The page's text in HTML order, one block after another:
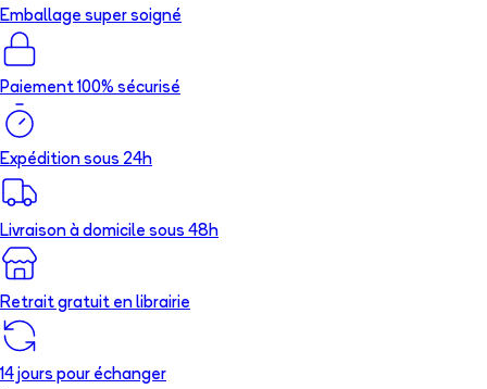
Emballage super soigné
Paiement 100% sécurisé
Expédition sous 24h
Livraison à domicile sous 48h
Retrait gratuit en librairie
14 jours pour échanger